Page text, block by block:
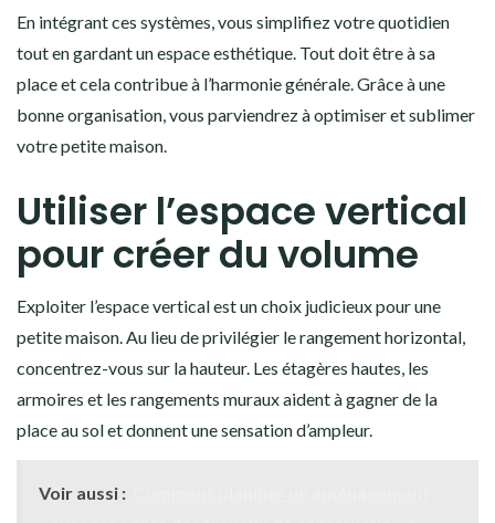
En intégrant ces systèmes, vous simplifiez votre quotidien
tout en gardant un espace esthétique. Tout doit être à sa
place et cela contribue à l’harmonie générale. Grâce à une
bonne organisation, vous parviendrez à optimiser et sublimer
votre petite maison.
Utiliser l’espace vertical
pour créer du volume
Exploiter l’espace vertical est un choix judicieux pour une
petite maison. Au lieu de privilégier le rangement horizontal,
concentrez-vous sur la hauteur. Les étagères hautes, les
armoires et les rangements muraux aident à gagner de la
place au sol et donnent une sensation d’ampleur.
Voir aussi :